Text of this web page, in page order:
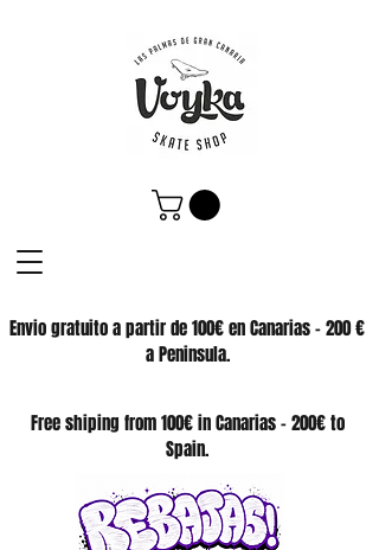
Envio gratuito a partir de 100€ en Canarias - 200 €
a Peninsula.
SKATE SHOP
Free shiping from 100€ in Canarias - 200€ to
Spain.